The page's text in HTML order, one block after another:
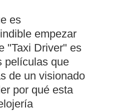
es
empezar
"Taxi Driver" es
películas que
de un visionado
por qué esta